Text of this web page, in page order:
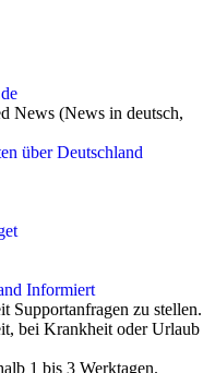
News (News in deutsch,
über Deutschland
Informiert
Supportanfragen zu stellen.
bei Krankheit oder Urlaub
1 bis 3 Werktagen.